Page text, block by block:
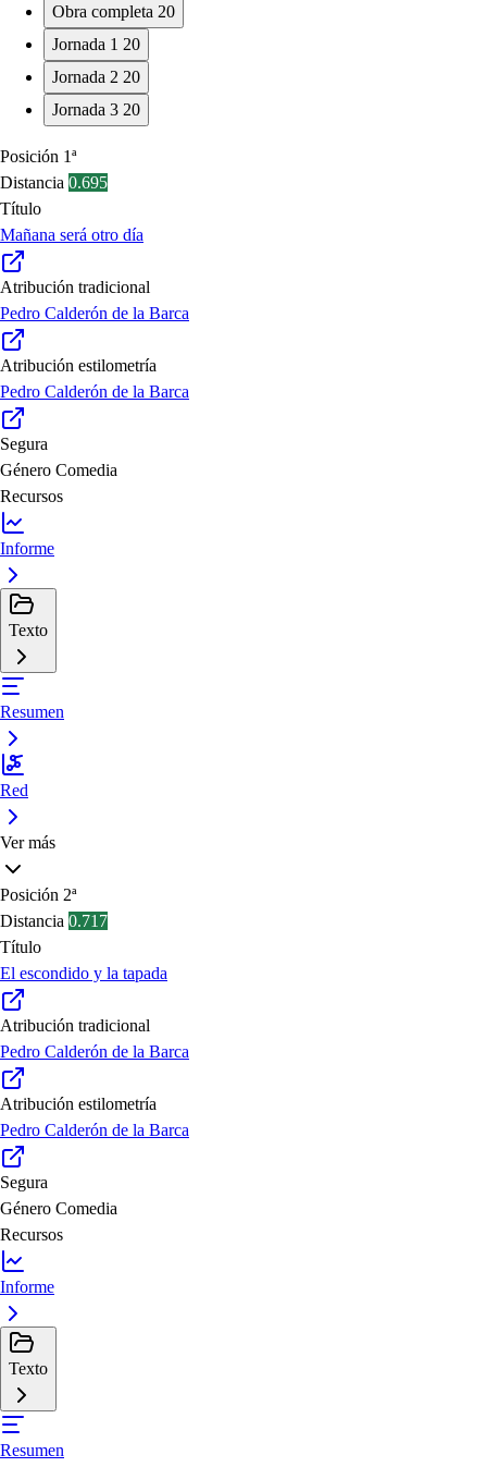
Obra completa 20
Jornada 1 20
Jornada 2 20
Jornada 3 20
Posición 1ª
Distancia 0.695
Título
Mañana será otro día
Atribución tradicional
Pedro Calderón de la Barca
Atribución estilometría
Pedro Calderón de la Barca
Segura
Género Comedia
Recursos
Informe
Texto
Resumen
Red
Ver más
Posición 2ª
Distancia 0.717
Título
El escondido y la tapada
Atribución tradicional
Pedro Calderón de la Barca
Atribución estilometría
Pedro Calderón de la Barca
Segura
Género Comedia
Recursos
Informe
Texto
Resumen